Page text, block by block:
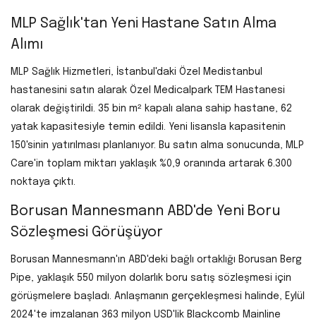
MLP Sağlık'tan Yeni Hastane Satın Alma
Alımı
MLP Sağlık Hizmetleri, İstanbul'daki Özel Medistanbul
hastanesini satın alarak Özel Medicalpark TEM Hastanesi
olarak değiştirildi. 35 bin m² kapalı alana sahip hastane, 62
yatak kapasitesiyle temin edildi. Yeni lisansla kapasitenin
150'sinin yatırılması planlanıyor. Bu satın alma sonucunda, MLP
Care'in toplam miktarı yaklaşık %0,9 oranında artarak 6.300
noktaya çıktı.
Borusan Mannesmann ABD'de Yeni Boru
Sözleşmesi Görüşüyor
Borusan Mannesmann'ın ABD'deki bağlı ortaklığı Borusan Berg
Pipe, yaklaşık 550 milyon dolarlık boru satış sözleşmesi için
görüşmelere başladı. Anlaşmanın gerçekleşmesi halinde, Eylül
2024'te imzalanan 363 milyon USD'lik Blackcomb Mainline